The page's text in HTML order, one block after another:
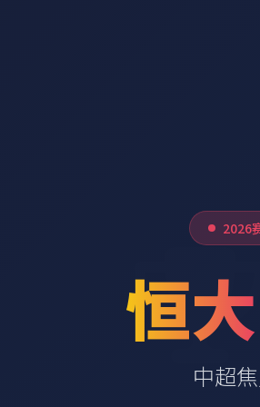
2026
恒大
中超